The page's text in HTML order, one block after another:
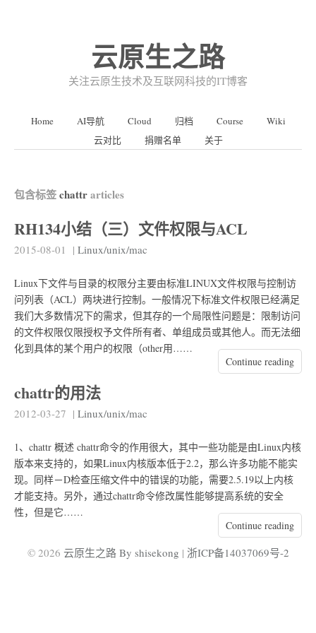
云原生之路
关注云原生技术及互联网科技的IT博客
Home AI导航 Cloud 归档 Course
Wiki
云对比
捐赠名单 关于
包含标签chattrarticles
RH134小结（三）文件权限与ACL
2015-08-01 | Linux/unix/mac
Linux下文件与目录的权限分主要由标准LINUX文件权限与控制访
问列表（ACL）两块进行控制。一般情况下标准文件权限已经满足
我们大多数情况下的需求，但其存的一个局限性问题是：限制访问
的文件权限仅限授权予文件所有者、单组成员或其他人。而无法细
化到具体的某个用户的权限（other用……
Continue reading
chattr的用法
2012-03-27 | Linux/unix/mac
1、chattr 概述 chattr命令的作用很大，其中一些功能是由Linux内核
版本来支持的，如果Linux内核版本低于2.2，那么许多功能不能实
现。同样－D检查压缩文件中的错误的功能，需要2.5.19以上内核
才能支持。另外，通过chattr命令修改属性能够提高系统的安全
性，但是它……
Continue reading
© 2026 云原生之路 By shisekong | 浙ICP备14037069号-2